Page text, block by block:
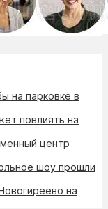
на парковке в
повлиять на
центр
шоу прошли
на